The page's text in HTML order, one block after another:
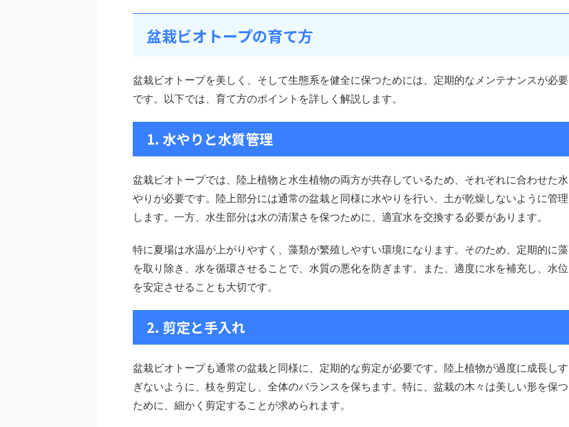
盆栽ビオトープの育て方
盆栽ビオトープを美しく、そして生態系を健全に保つためには、定期的なメンテナンスが必要
です。以下では、育て方のポイントを詳しく解説します。
1. 水やりと水質管理
盆栽ビオトープでは、陸上植物と水生植物の両方が共存しているため、それぞれに合わせた水
やりが必要です。陸上部分には通常の盆栽と同様に水やりを行い、土が乾燥しないように管理
します。一方、水生部分は水の清潔さを保つために、適宜水を交換する必要があります。
特に夏場は水温が上がりやすく、藻類が繁殖しやすい環境になります。そのため、定期的に藻
を取り除き、水を循環させることで、水質の悪化を防ぎます。また、適度に水を補充し、水位
を安定させることも大切です。
2. 剪定と手入れ
盆栽ビオトープも通常の盆栽と同様に、定期的な剪定が必要です。陸上植物が過度に成長しす
ぎないように、枝を剪定し、全体のバランスを保ちます。特に、盆栽の木々は美しい形を保つ
ために、細かく剪定することが求められます。